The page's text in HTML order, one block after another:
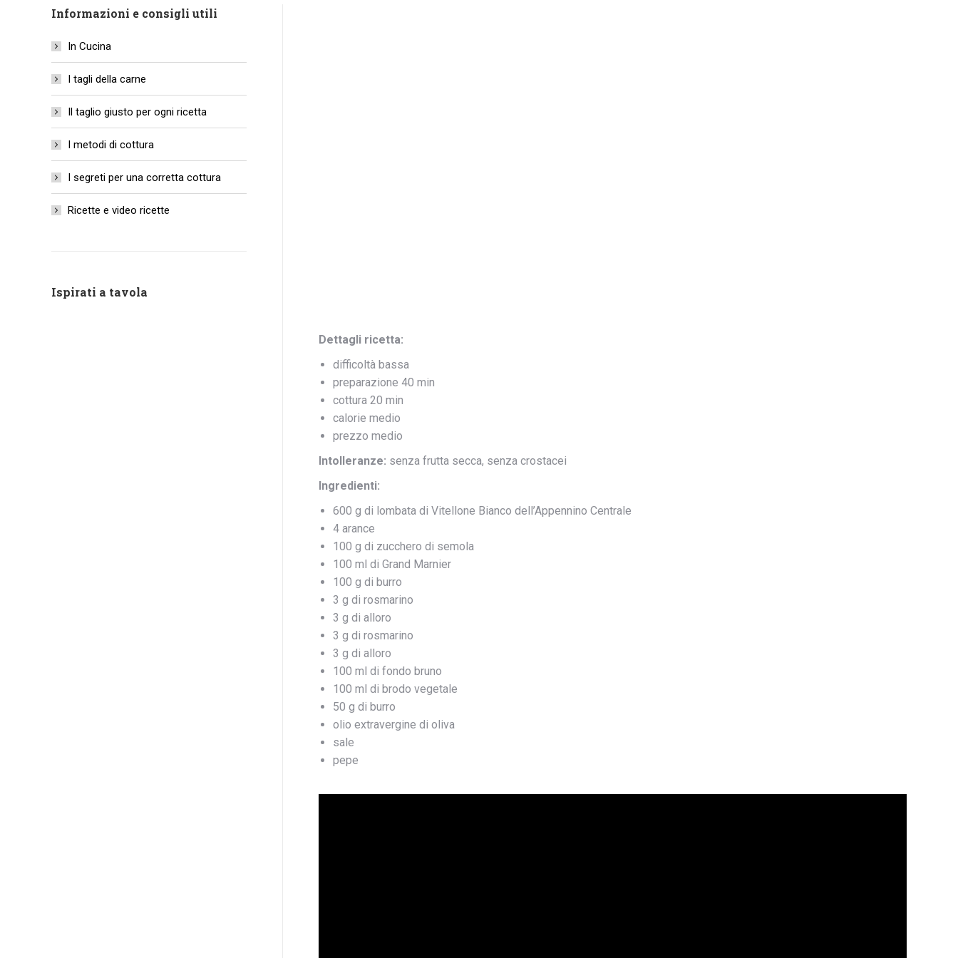
Dettagli ricetta:
difficoltà bassa
preparazione 40 min
cottura 20 min
calorie medio
prezzo medio
Intolleranze: senza frutta secca, senza crostacei
Ingredienti:
600 g di lombata di Vitellone Bianco dell’Appennino Centrale
4 arance
100 g di zucchero di semola
100 ml di Grand Marnier
100 g di burro
3 g di rosmarino
3 g di alloro
3 g di rosmarino
3 g di alloro
100 ml di fondo bruno
100 ml di brodo vegetale
50 g di burro
olio extravergine di oliva
sale
pepe
Informazioni e consigli utili
In Cucina
I tagli della carne
Il taglio giusto per ogni ricetta
I metodi di cottura
I segreti per una corretta cottura
Ricette e video ricette
Ispirati a tavola